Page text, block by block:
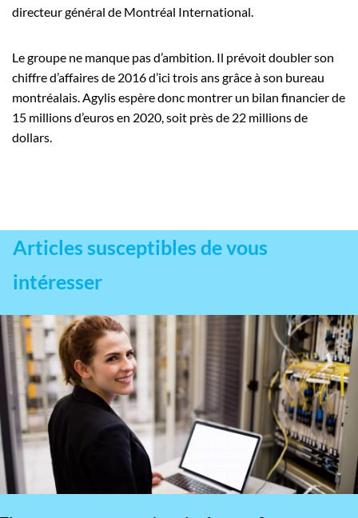
directeur général de Montréal International.
Le groupe ne manque pas d’ambition. Il prévoit doubler son
chiffre d’affaires de 2016 d’ici trois ans grâce à son bureau
montréalais. Agylis espère donc montrer un bilan financier de
15 millions d’euros en 2020, soit près de 22 millions de
dollars.
Articles susceptibles de vous
intéresser